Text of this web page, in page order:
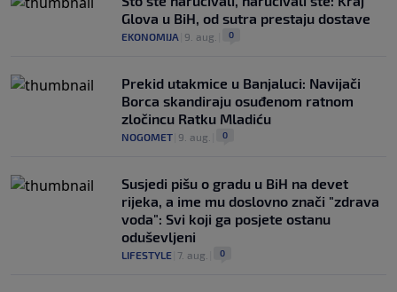
Glova u BiH, od sutra prestaju dostave
EKONOMIJA 9. aug. 0
Prekid utakmice u Banjaluci: Navijači
Borca skandiraju osuđenom ratnom
zločincu Ratku Mladiću
NOGOMET 9. aug. 0
Susjedi pišu o gradu u BiH na devet
rijeka, a ime mu doslovno znači "zdrava
voda": Svi koji ga posjete ostanu
oduševljeni
LIFESTYLE 7. aug. 0